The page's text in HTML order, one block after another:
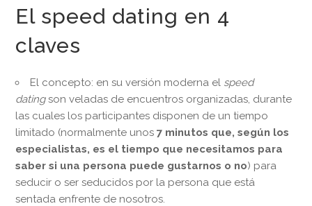
El speed dating en 4
claves
El concepto: en su versión moderna el speed
datingson veladas de encuentros organizadas, durante
las cuales los participantes disponen de un tiempo
limitado (normalmente unos7 minutos que, según los
especialistas, es el tiempo que necesitamos para
saber si una persona puede gustarnos o no) para
seducir o ser seducidos por la persona que está
sentada enfrente de nosotros.